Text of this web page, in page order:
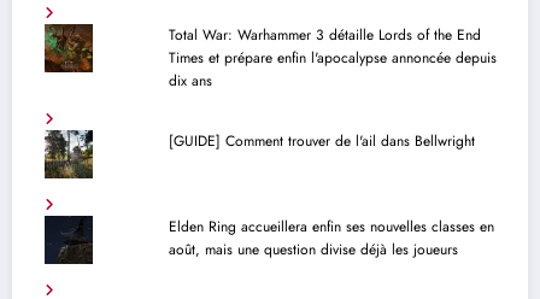
Total War: Warhammer 3 détaille Lords of the End
Times et prépare enfin l'apocalypse annoncée depuis
dix ans
[GUIDE] Comment trouver de l'ail dans Bellwright
Elden Ring accueillera enfin ses nouvelles classes en
août, mais une question divise déjà les joueurs